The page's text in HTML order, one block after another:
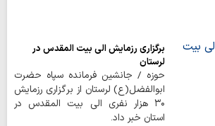
برگزاری رزمایش الی بیت المقدس در
لرستان
حوزه / جانشین فرمانده سپاه حضرت
ابوالفضل(ع) لرستان از برگزاری رزمایش
۳۰ هزار نفری الی بیت‌ المقدس در
استان خبر داد.